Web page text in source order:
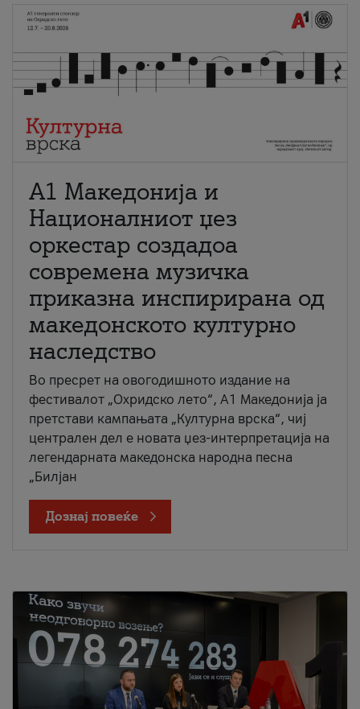
А1 Македонија и
Националниот џез
оркестар создадоа
современа музичка
приказна инспирирана од
македонското културно
наследство
Во пресрет на овогодишното издание на
фестивалот „Охридско лето“, А1 Македонија ја
претстави кампањата „Културна врска“, чиј
централен дел е новата џез-интерпретација на
легендарната македонска народна песна
„Билјан
Дознај повеќе